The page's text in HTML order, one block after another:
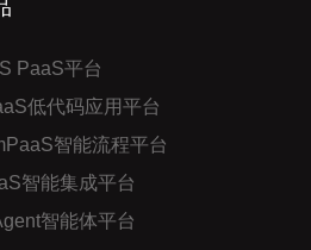
PaaS平台
低代码应用平台
智能流程平台
智能集成平台
智能体平台